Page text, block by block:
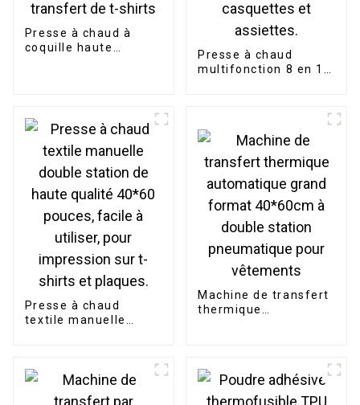
Presse à chaud à
coquille haute
Presse à chaud
multifonction 8 en 1
tasses, gobelets,
casquettes et
assiettes.
Presse à chaud
textile manuelle
utiliser, pour
impression sur t-
Machine de transfert
thermique
pneumatique pour
vêtements